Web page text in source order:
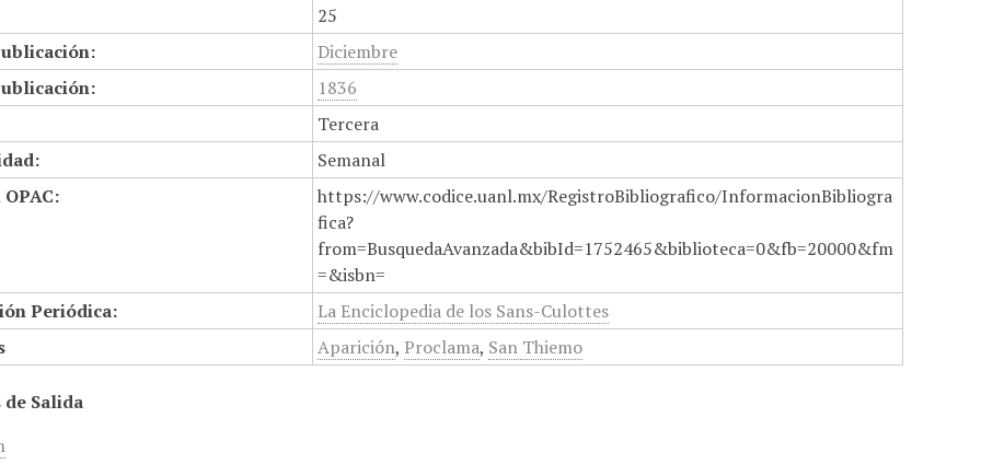
25
Diciembre
1836
Tercera
Semanal
https://www.codice.uanl.mx/RegistroBibliografico/InformacionBibliogra
fica?
from=BusquedaAvanzada&bibId=1752465&biblioteca=0&fb=20000&fm
=&isbn=
Periódica:
La Enciclopedia de los Sans-Culottes
Aparición, Proclama, San Thiemo
Salida